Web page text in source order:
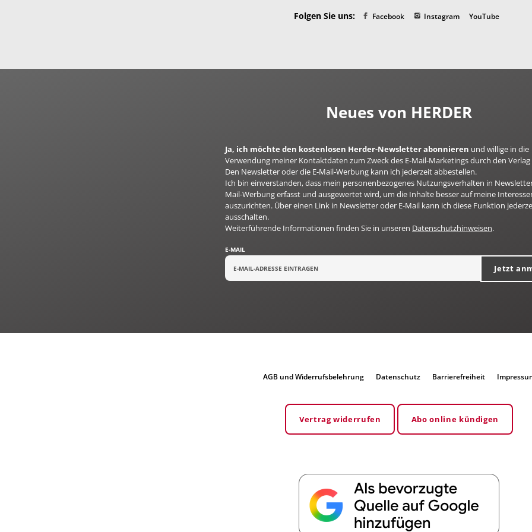
Folgen Sie uns: Facebook Instagram YouTube
Neues von HERDER
Ja, ich möchte den kostenlosen Herder-Newsletter abonnieren und willige in die
Verwendung meiner Kontaktdaten zum Zweck des E-Mail-Marketings durch den
Den Newsletter oder die E-Mail-Werbung kann ich jederzeit abbestellen.
Ich bin einverstanden, dass mein personenbezogenes Nutzungsverhalten in
Mail-Werbung erfasst und ausgewertet wird, um die Inhalte besser auf meine
auszurichten. Über einen Link in Newsletter oder E-Mail kann ich diese Funktion
ausschalten.
Weiterführende Informationen finden Sie in unseren Datenschutzhinweisen.
E-MAIL
Jetzt
AGB und Widerrufsbelehrung Datenschutz Barrierefreiheit
Vertrag widerrufen Abo online kündigen